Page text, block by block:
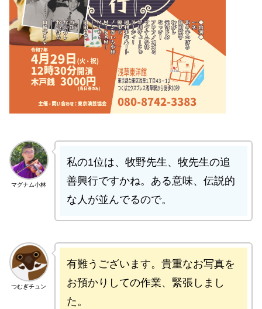
マグナム小林
私の1位は、牧野先生、牧先生の追
善興行ですかね。ある意味、伝説的
な人が並んでるので。
つむぎチュン
有難うございます。貴重なお写真を
お預かりしての作業、緊張しまし
た。